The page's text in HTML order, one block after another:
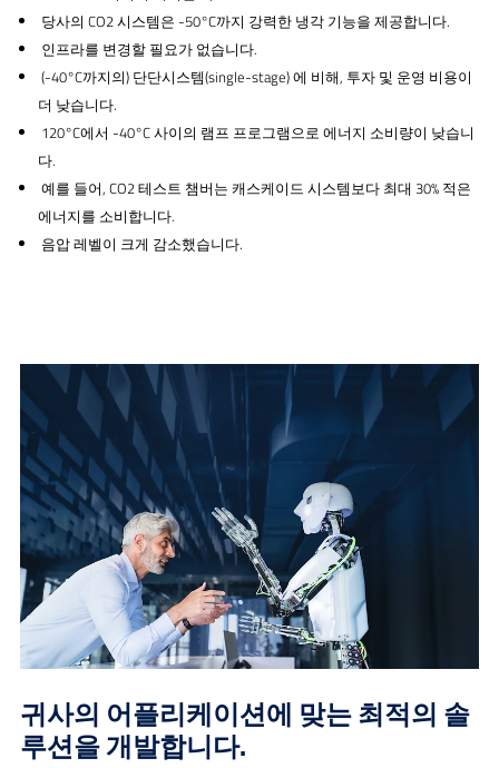
당사의 CO2 시스템은 -50°C까지 강력한 냉각 기능을 제공합니다.
인프라를 변경할 필요가 없습니다.
(-40°C까지의) 단단시스템(single-stage) 에 비해, 투자 및 운영 비용이
더 낮습니다.
120°C에서 -40°C 사이의 램프 프로그램으로 에너지 소비량이 낮습니
다.
예를 들어, CO2 테스트 챔버는 캐스케이드 시스템보다 최대 30% 적은
에너지를 소비합니다.
음압 레벨이 크게 감소했습니다.
귀사의 어플리케이션에 맞는 최적의 솔
루션을 개발합니다.